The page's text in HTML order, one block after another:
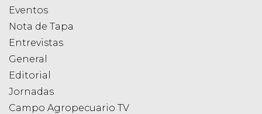
Eventos
Nota de Tapa
Entrevistas
General
Editorial
Jornadas
Campo Agropecuario TV